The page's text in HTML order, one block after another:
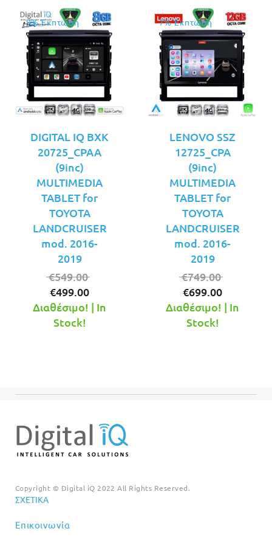
9% Έκπτωση
DIGITAL IQ BXK
20725_CPAA
(9inc)
MULTIMEDIA
TABLET for
TOYOTA
LANDCRUISER
mod. 2016-
2019
€549.00
was:
€499.00
τρέχουσα
Διαθέσιμο! | In
Stock!
7% Έκπτωση
LENOVO SSZ
12725_CPA
(9inc)
MULTIMEDIA
TABLET for
TOYOTA
LANDCRUISER
mod. 2016-
2019
€749.00
was:
€699.00
τρέχουσα
Διαθέσιμο! | In
Stock!
Copyright © Digital iQ 2022 All Rights Reserved.
ΣΧΕΤΙΚΆ
Επικοινωνία